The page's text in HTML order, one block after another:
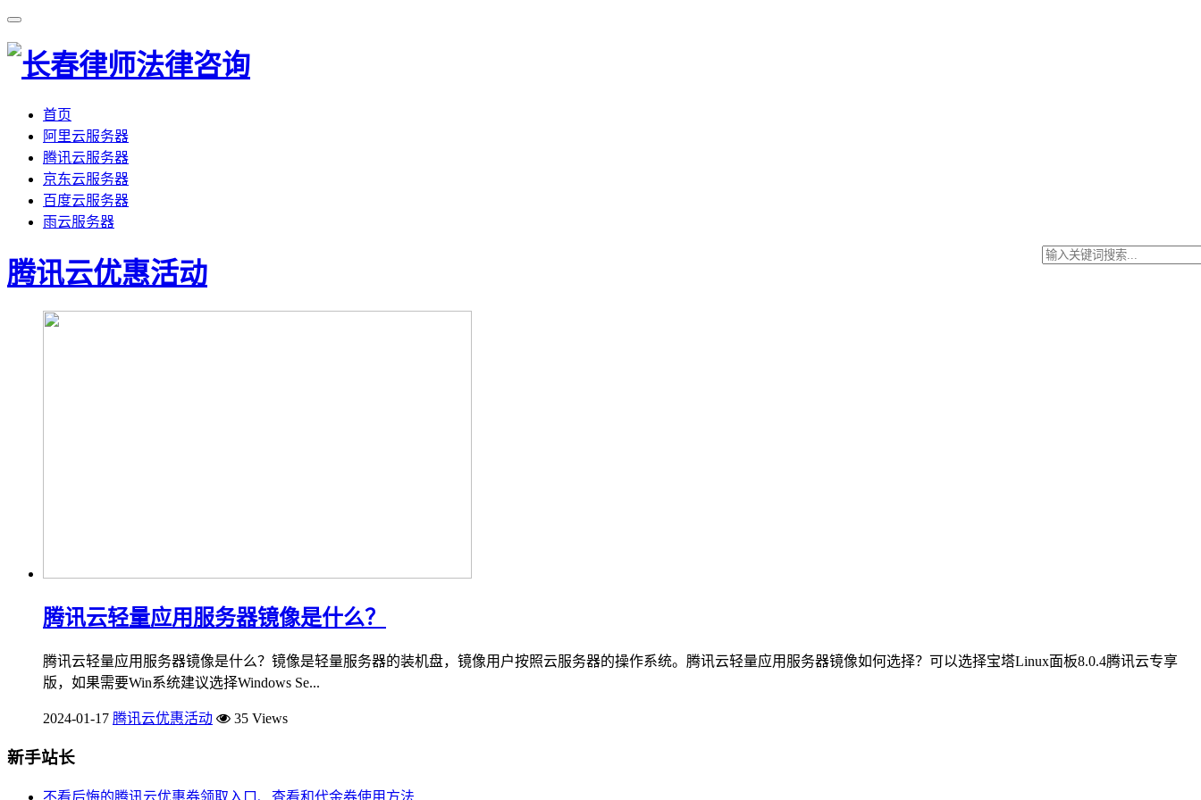
首页
阿里云服务器
腾讯云服务器
京东云服务器
百度云服务器
雨云服务器
腾讯云优惠活动
腾讯云轻量应用服务器镜像是什么？
腾讯云轻量应用服务器镜像是什么？镜像是轻量服务器的装机盘，镜像用户按照云服务器的操作系统。腾讯云轻量应用服务器镜像如何选择？可以选择宝塔Linux面板8.0.4腾讯云专享
版，如果需要Win系统建议选择Windows Se...
2024-01-17 腾讯云优惠活动 35 Views
新手站长
不看后悔的腾讯云优惠券领取入口、查看和代金券使用方法